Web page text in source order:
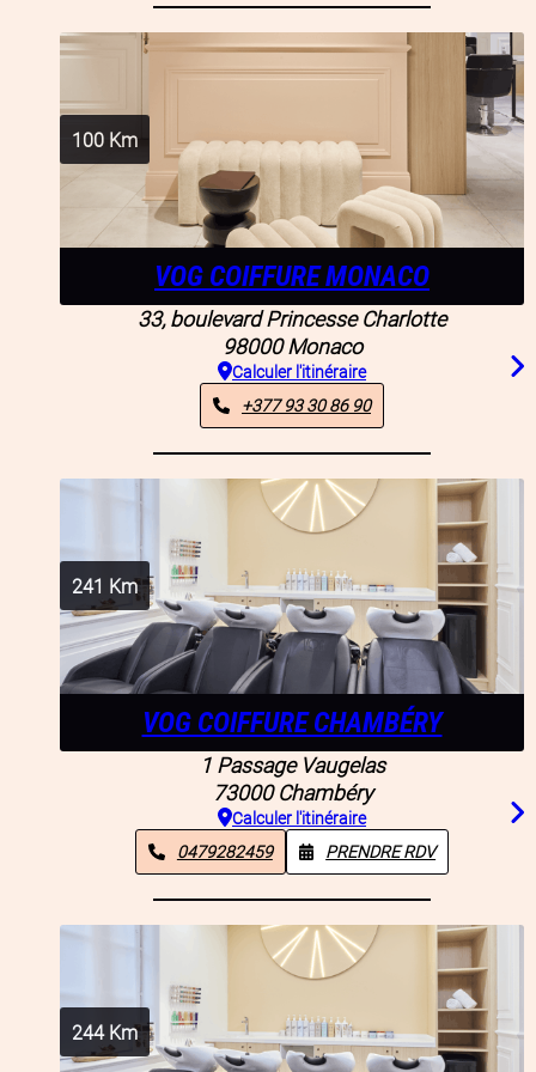
100 Km
VOG COIFFURE MONACO
33, boulevard Princesse Charlotte
98000 Monaco
Calculer l'itinéraire
+377 93 30 86 90
241 Km
VOG COIFFURE CHAMBÉRY
1 Passage Vaugelas
73000 Chambéry
Calculer l'itinéraire
0479282459
PRENDRE RDV
244Km